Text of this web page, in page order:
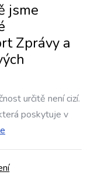
jsme
Zprávy a
určitě není cizí.
poskytuje v